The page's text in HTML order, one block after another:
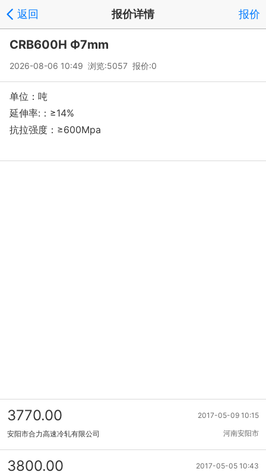
返回 报价详情 报价
CRB600H Ф7mm
2026-08-06 10:49 浏览:5057 报价:0
单位：吨
延伸率:：≥14%
抗拉强度：≥600Mpa
2017-05-09 10:15
3770.00
河南安阳市
安阳市合力高速冷轧有限公司
2017-05-05 10:43
3800.00